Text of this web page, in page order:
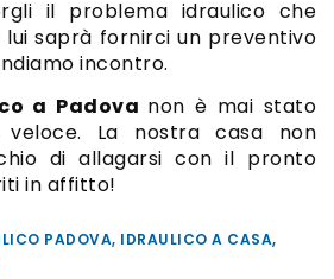
il problema idraulico che
saprà fornirci un preventivo
incontro.
a Padova non è mai stato
La nostra casa non
di allagarsi con il pronto
in affitto!
PADOVA, IDRAULICO A CASA,